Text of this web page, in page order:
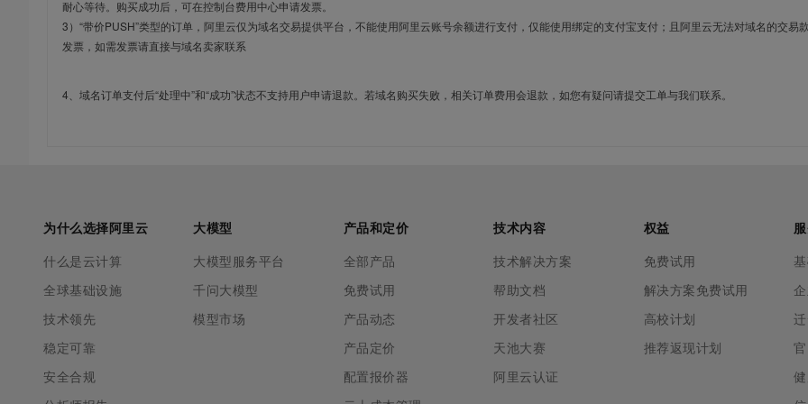
耐心等待。购买成功后，可在控制台费用中心申请发票。
3）“带价PUSH”类型的订单，阿里云仅为域名交易提供平台，不能使用阿里云账号余额进行支付，仅能使用绑定的支付宝支付；且阿里云无法对域名的交易
发票，如需发票请直接与域名卖家联系
4、域名订单支付后“处理中”和“成功”状态不支持用户申请退款。若域名购买失败，相关订单费用会退款，如您有疑问请提交工单与我们联系。